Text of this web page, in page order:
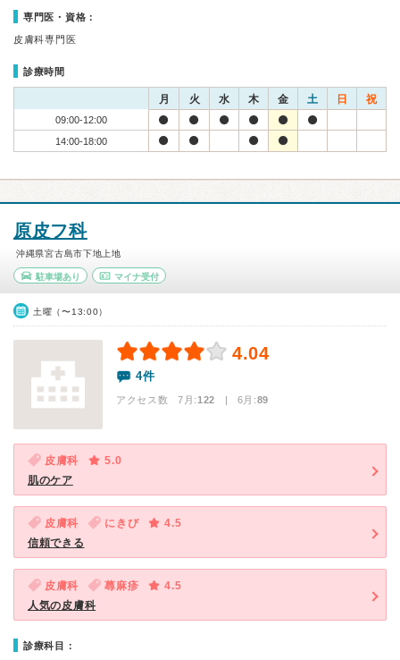
専門医・資格：
皮膚科専門医
診療時間
月 火 水 木 金 土 日 祝
09:00-12:00
14:00-18:00
原皮フ科
沖縄県宮古島市下地上地
駐車場あり マイナ受付
土曜（〜13:00）
4.04
4件
アクセス数 7月:122 | 6月:89
皮膚科
5.0
肌のケア
皮膚科 にきび
4.5
信頼できる
皮膚科 蕁麻疹
4.5
人気の皮膚科
診療科目：